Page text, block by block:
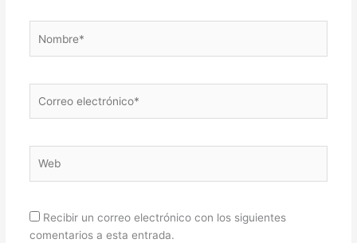
electrónico*
Recibir un correo electrónico con los siguientes
comentarios a esta entrada.